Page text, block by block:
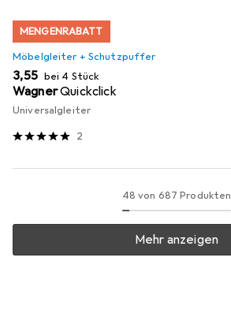
MENGENRABATT
Möbelgleiter + Schutzpuffer
EUR
3,55 bei 4 Stück
WagnerQuickclick
Universalgleiter
2
48 von 687 Produkten
Mehr anzeigen